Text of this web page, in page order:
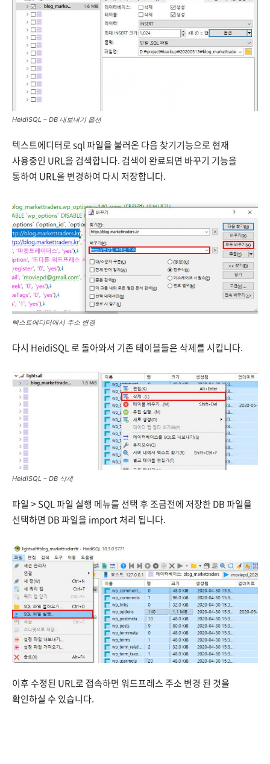
HeidiSQL – DB 내보내기 옵션
텍스트에디터로 sql 파일을 불러온 다음 찾기기능으로 현재
사용중인 URL을 검색합니다. 검색이 완료되면 바꾸기 기능을
통하여 URL을 변경하여 다시 저장합니다.
텍스트에디터에서 주소 변경
다시 HeidiSQL 로 돌아와서 기존 테이블들은 삭제를 시킵니다.
HeidiSQL – DB 삭제
파일 > SQL 파일 실행 메뉴를 선택 후 조금전에 저장한 DB 파일을
선택하면 DB 파일을 import 처리 됩니다.
이후 수정된 URL로 접속하면 워드프레스 주소 변경 된 것을
확인하실 수 있습니다.